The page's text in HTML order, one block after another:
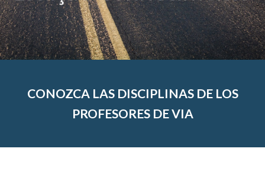
CONOZCA LAS DISCIPLINAS DE LOS
PROFESORES DE VIA